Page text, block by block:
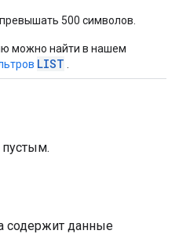
500 символов.
можно найти в нашем
LIST
содержит данные